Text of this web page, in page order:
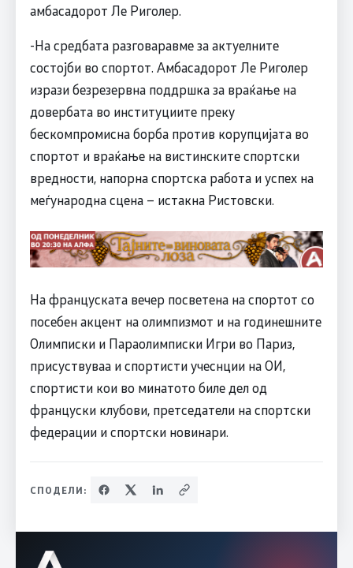
амбасадорот Ле Риголер.
-На средбата разговаравме за актуелните
состојби во спортот. Амбасадорот Ле Риголер
изрази безрезервна поддршка за враќање на
довербата во институциите преку
бескомпромисна борба против корупцијата во
спортот и враќање на вистинските спортски
вредности, напорна спортска работа и успех на
меѓународна сцена – истакна Ристовски.
На француската вечер посветена на спортот со
посебен акцент на олимпизмот и на годинешните
Олимписки и Параолимписки Игри во Париз,
присуствуваа и спортисти учеснции на ОИ,
спортисти кои во минатото биле дел од
француски клубови, претседатели на спортски
федерации и спортски новинари.
СПОДЕЛИ: